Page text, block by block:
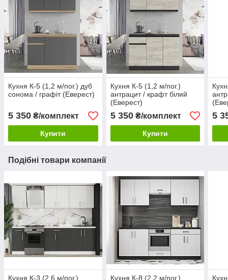
Кухня К-5 (1,2 м/пог.) дуб
сонома / графіт (Еверест)
5 350 ₴/комплект
Купити
Кухня К-5 (1,2 м/пог.)
антрацит / крафт білий
(Еверест)
5 350₴/комплект
Купити
5
Подібні товари компанії
Кухня К-3 (2,6 м/пог.)
Кухня К-8 (2,2 м/пог.)